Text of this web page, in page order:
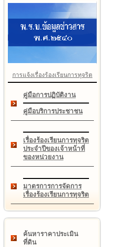
การแจ้งเรื่องร้องเรียนการทุจริต
คู่มือการปฏิบัติงาน
คู่มือบริการประชาชน
เรื่องร้องเรียนการทุจริต
ประจำปีของเจ้าหน้าที่
ของหน่วยงาน
มาตรการการจัดการ
เรื่องร้องเรียนการทุจริต
ค้นหาราคาประเมิน
ที่ดิน